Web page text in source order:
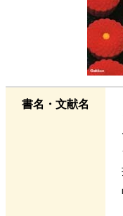
書名・文献名